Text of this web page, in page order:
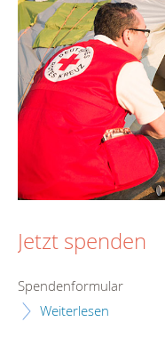
Jetzt spenden
Spendenformular
Weiterlesen